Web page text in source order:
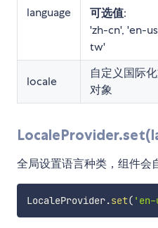
language 可选值:
'zh-cn', 'en-
tw'
locale
自定义国际
对象
全局设置语言种类，组件会
LocaleProvider.set( 'en-